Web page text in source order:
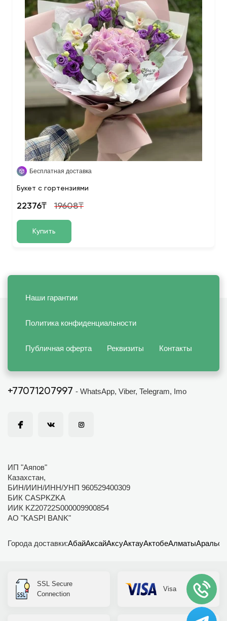
Бесплатная доставка
Букет с гортензиями
22376₸ 19608₸
Купить
Наши гарантии
Политика конфиденциальности
Публичная оферта Реквизиты Контакты
+77071207997 - WhatsApp, Viber, Telegram, Imo
ИП "Аяпов"
Казахстан,
БИН/ИИН/ИНН/УНП 960529400309
БИК CASPKZKA
ИИК KZ20722S000009900854
АО "KASPI BANK"
Города доставки:АбайАксайАксуАктауАктобеАлматыАральск
SSL Secure
Connection
Visa